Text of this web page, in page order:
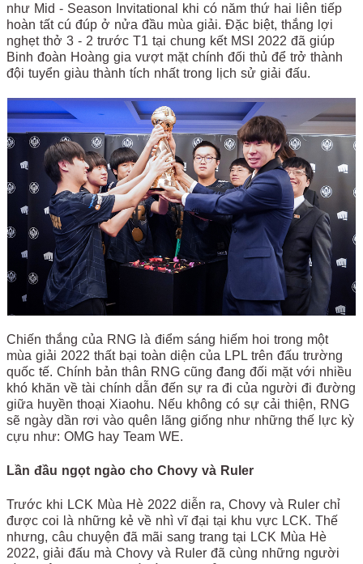
như Mid - Season Invitational khi có năm thứ hai liên tiếp
hoàn tất cú đúp ở nửa đầu mùa giải. Đặc biệt, thắng lợi
nghẹt thở 3 - 2 trước T1 tại chung kết MSI 2022 đã giúp
Binh đoàn Hoàng gia vượt mặt chính đối thủ để trở thành
đội tuyển giàu thành tích nhất trong lịch sử giải đấu.
Chiến thắng của RNG là điểm sáng hiếm hoi trong một
mùa giải 2022 thất bại toàn diện của LPL trên đấu trường
quốc tế. Chính bản thân RNG cũng đang đối mặt với nhiều
khó khăn về tài chính dẫn đến sự ra đi của người đi đường
giữa huyền thoại Xiaohu. Nếu không có sự cải thiện, RNG
sẽ ngày dần rơi vào quên lãng giống như những thế lực kỳ
cựu như: OMG hay Team WE.
Lần đầu ngọt ngào cho Chovy và Ruler
Trước khi LCK Mùa Hè 2022 diễn ra, Chovy và Ruler chỉ
được coi là những kẻ về nhì vĩ đại tại khu vực LCK. Thế
nhưng, câu chuyện đã mãi sang trang tại LCK Mùa Hè
2022, giải đấu mà Chovy và Ruler đã cùng những người